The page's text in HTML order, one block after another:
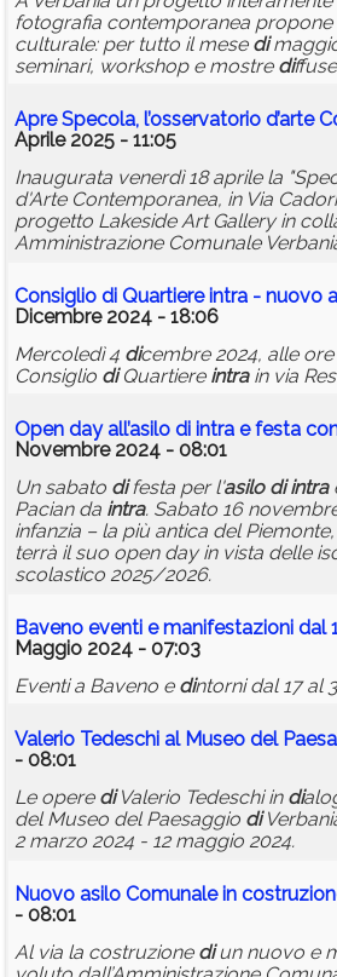
fotografia contemporanea
culturale: per tutto il mese di
seminari, workshop e mostre di
Apre Specola, l’osservatorio d’arte
Aprile 2025 - 11:05
Inaugurata venerdì 18 aprile la
d'Arte Contemporanea, in Via
progetto Lakeside Art Gallery in
Amministrazione Comunale
Consiglio di Quartiere intra - nuovo
Dicembre 2024 - 18:06
Mercoledì 4 dicembre 2024, alle ore
Consiglio diQuartiere intrain via
Open day all’asilo di intra e festa
Novembre 2024 - 08:01
Un sabato difesta per l'asilo di intra
Pacian da intra. Sabato 16
infanzia – la più antica del
terrà il suo open day in vista delle
scolastico 2025/2026.
Baveno eventi e manifestazioni dal
Maggio 2024 - 07:03
Eventi a Baveno e dintorni dal 17 al
Valerio Tedeschi al Museo del
- 08:01
Le opere diValerio Tedeschi in di
del Museo del Paesaggio di
2 marzo 2024 - 12 maggio 2024.
Nuovo asilo Comunale in
- 08:01
Al via la costruzione diun nuovo e